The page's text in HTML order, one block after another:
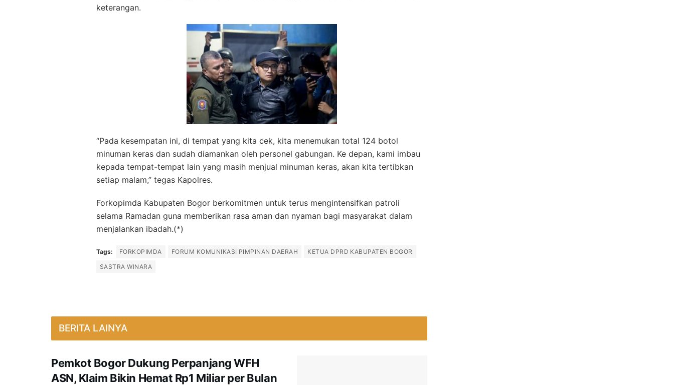
keterangan.
“Pada kesempatan ini, di tempat yang kita cek, kita menemukan total 124 botol
minuman keras dan sudah diamankan oleh personel gabungan. Ke depan, kami imbau
kepada tempat-tempat lain yang masih menjual minuman keras, akan kita tertibkan
setiap malam,” tegas Kapolres.
Forkopimda Kabupaten Bogor berkomitmen untuk terus mengintensifkan patroli
selama Ramadan guna memberikan rasa aman dan nyaman bagi masyarakat dalam
menjalankan ibadah.(*)
Tags: FORKOPIMDA FORUM KOMUNIKASI PIMPINAN DAERAH
KETUA DPRD KABUPATEN BOGOR
SASTRA WINARA
BERITA LAINYA
Pemkot Bogor Dukung Perpanjang WFH
ASN, Klaim Bikin Hemat Rp1 Miliar per Bulan